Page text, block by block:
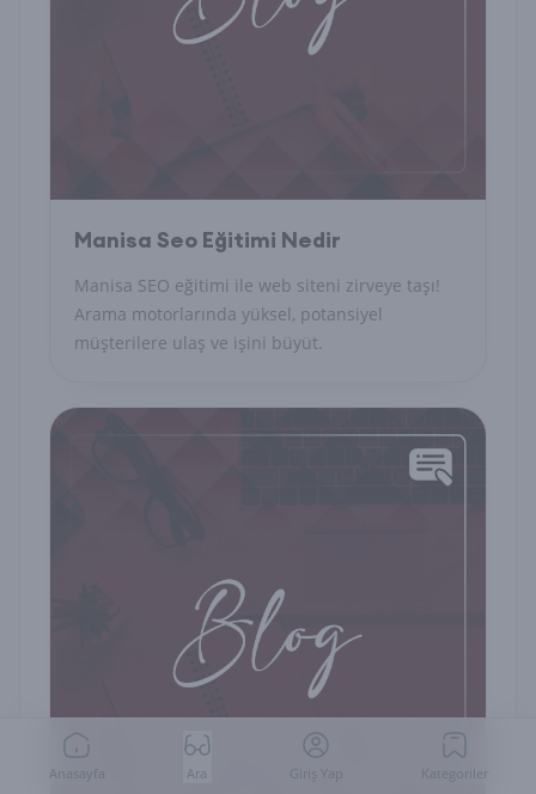
Manisa Seo Eğitimi Nedir
Manisa SEO eğitimi ile web siteni zirveye taşı!
Arama motorlarında yüksel, potansiyel
müşterilere ulaş ve işini büyüt.
Anasayfa Ara Giriş Yap Kategoriler